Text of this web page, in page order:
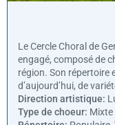
Le Cercle Choral de
engagé, composé de
région. Son répertoire
d’aujourd’hui, de
Direction artistique:
Type de choeur: Mixte